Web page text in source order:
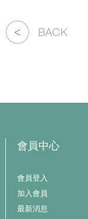
會員中心
會員登入
加入會員
最新消息